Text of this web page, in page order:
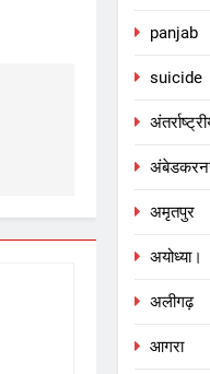
panjab
suicide
अमृतपुर
अयोध्या।
अलीगढ़
आगरा